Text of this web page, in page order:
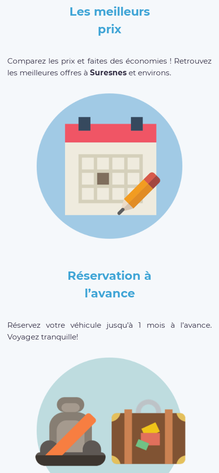
Les meilleurs
prix
Comparez les prix et faites des économies ! Retrouvez
les meilleures offres à Suresnes et environs.
Réservation à
l’avance
Réservez votre véhicule jusqu’à 1 mois à l’avance.
Voyagez tranquille!